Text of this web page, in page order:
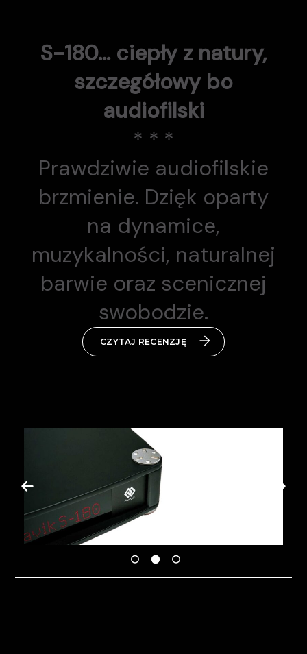
S-180… ciepły z natury,
szczegółowy bo
audiofilski
* * *
Prawdziwie audiofilskie
brzmienie. Dzięk oparty
na dynamice,
muzykalności, naturalnej
barwie oraz scenicznej
swobodzie.
CZYTAJ RECENZJĘ